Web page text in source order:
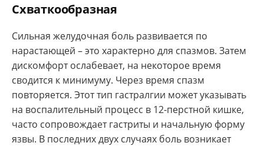
Схваткообразная
Сильная желудочная боль развивается по
нарастающей – это характерно для спазмов. Затем
дискомфорт ослабевает, на некоторое время
сводится к минимуму. Через время спазм
повторяется. Этот тип гастралгии может указывать
на воспалительный процесс в 12-перстной кишке,
часто сопровождает гастриты и начальную форму
язвы. В последних двух случаях боль возникает